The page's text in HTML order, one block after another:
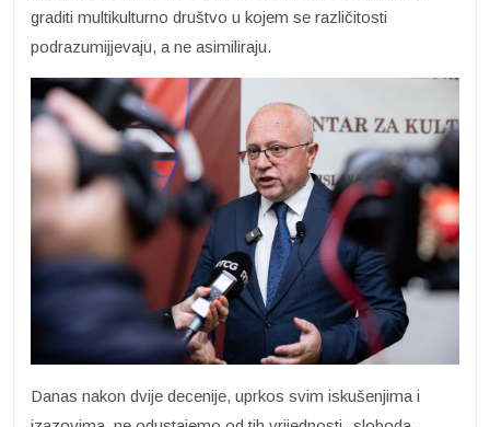
graditi multikulturno društvo u kojem se različitosti
podrazumijjevaju, a ne asimiliraju.
Danas nakon dvije decenije, uprkos svim iskušenjima i